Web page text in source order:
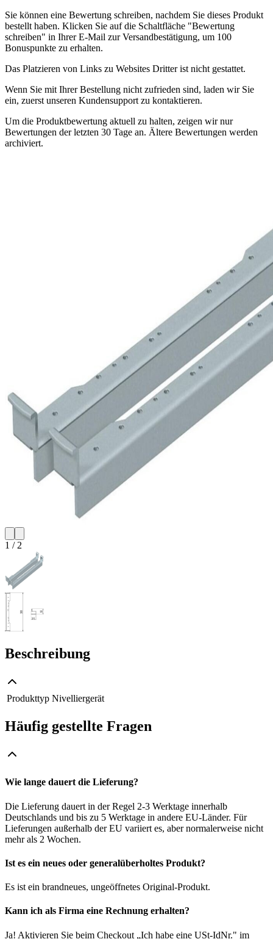
Sie können eine Bewertung schreiben, nachdem Sie dieses Produkt
bestellt haben. Klicken Sie auf die Schaltfläche "Bewertung
schreiben" in Ihrer E-Mail zur Versandbestätigung, um 100
Bonuspunkte zu erhalten.
Das Platzieren von Links zu Websites Dritter ist nicht gestattet.
Wenn Sie mit Ihrer Bestellung nicht zufrieden sind, laden wir Sie
ein, zuerst unseren Kundensupport zu kontaktieren.
Um die Produktbewertung aktuell zu halten, zeigen wir nur
Bewertungen der letzten 30 Tage an. Ältere Bewertungen werden
archiviert.
1 / 2
Beschreibung
Produkttyp Nivelliergerät
Häufig gestellte Fragen
Wie lange dauert die Lieferung?
Die Lieferung dauert in der Regel 2-3 Werktage innerhalb
Deutschlands und bis zu 5 Werktage in andere EU-Länder. Für
Lieferungen außerhalb der EU variiert es, aber normalerweise nicht
mehr als 2 Wochen.
Ist es ein neues oder generalüberholtes Produkt?
Es ist ein brandneues, ungeöffnetes Original-Produkt.
Kann ich als Firma eine Rechnung erhalten?
Ja! Aktivieren Sie beim Checkout „Ich habe eine USt-IdNr." im